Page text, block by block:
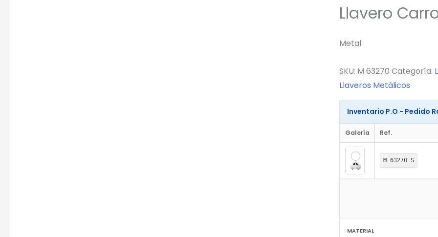
Llavero
Metal
SKU: M 63270 Categoría:
Llaveros Metálicos
Inventario P.O - Pedido
Galería Ref.
M 63270 S
MATERIAL